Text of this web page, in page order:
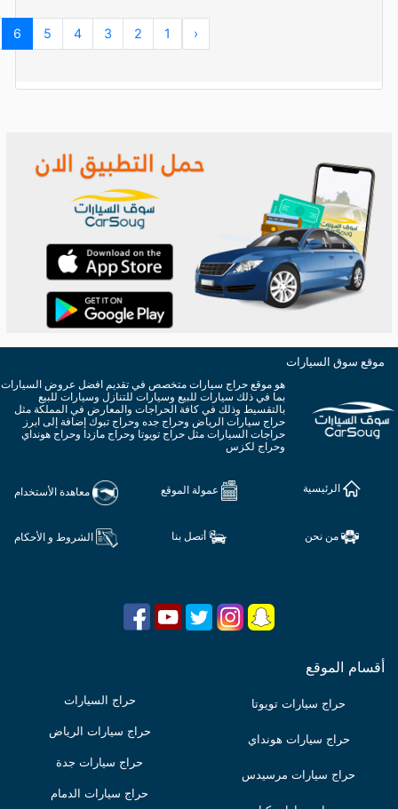
‹
1
2
3
4
5
6
موقع سوق السيارات
هو موقع حراج سيارات متخصص في تقديم افضل عروض السيارات
بما في ذلك سيارات للبيع وسيارات للتنازل وسيارات للبيع
بالتقسيط وذلك في كافة الحراجات والمعارض في المملكة مثل
حراج سيارات الرياض وحراج جده وحراج تبوك إضافة إلى ابرز
حراجات السيارات مثل حراج تويوتا وحراج مازدا وحراج هونداي
وحراج لكزس
معاهدة الأستخدام الرئيسية
أتصل بنا من نحن
أقسام الموقع
حراج السيارات
حراج سيارات الرياض
حراج سيارات جدة
حراج سيارات الدمام
حراج سيارات تويوتا
حراج سيارات هونداي
حراج سيارات مرسيدس